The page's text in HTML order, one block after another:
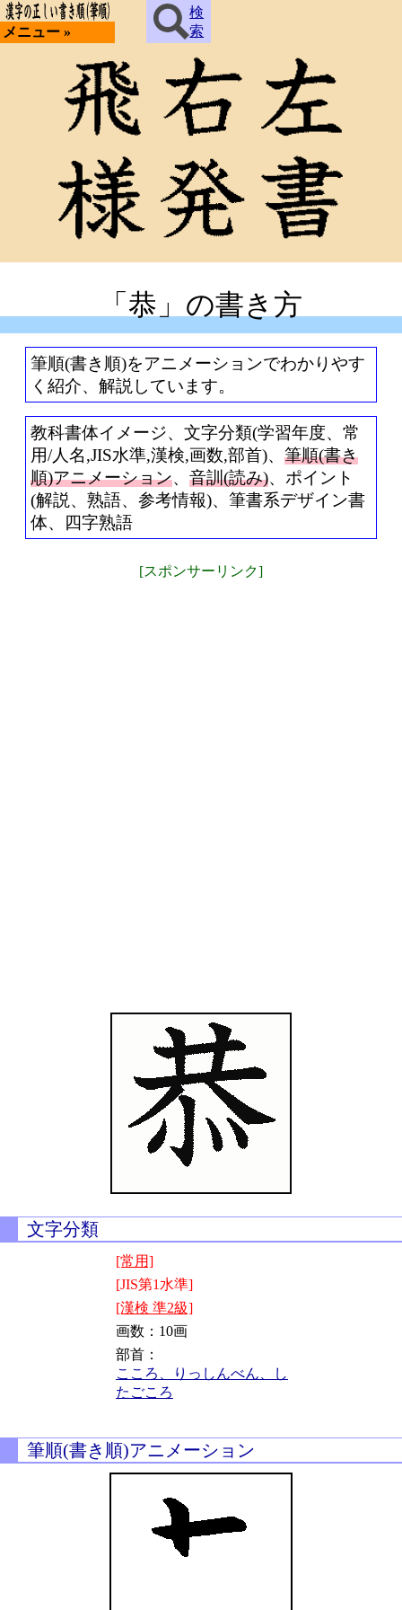
メニュー »
検
索
「恭」の書き方
筆順(書き順)をアニメーションでわかりやす
く紹介、解説しています。
教科書体イメージ、文字分類(学習年度、常
用/人名,JIS水準,漢検,画数,部首)、 筆順(書き
順)アニメーション、 音訓(読み)、ポイント
(解説、熟語、参考情報)、筆書系デザイン書
体、四字熟語
[スポンサーリンク]
文字分類
[常用]
[JIS第1水準]
[漢検 準2級]
画数：10画
部首：
こころ、りっしんべん、し
たごころ
筆順(書き順)アニメーション